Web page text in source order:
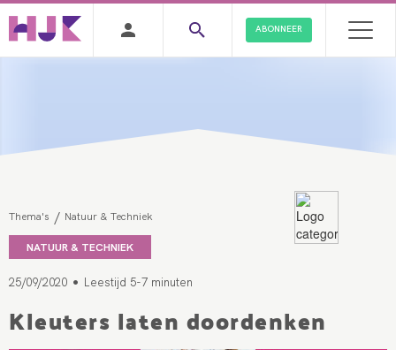
ABONNEER
Thema's / Natuur & Techniek
NATUUR & TECHNIEK
25/09/2020 • Leestijd 5-7 minuten
Kleuters laten doordenken